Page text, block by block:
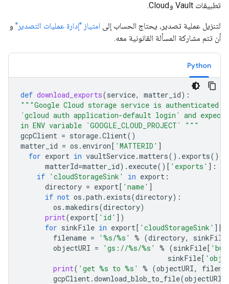
تطبيقات Vault وCloud.
لتنزيل عملية تصدير، يحتاج الحساب إلى امتياز "إدارة عمليات التصدير" و
أن تتم مشاركة المسألة القانونية معه.
Python
def download_exports(service, matter_id):
"""Google Cloud storage service is authenticated
`gcloud auth application-default login` and
in ENV variable `GOOGLE_CLOUD_PROJECT` """
gcpClient = storage.Client()
matter_id = os . environ[ 'MATTERID' ]
for export in vaultService.matters() . exports()
matterId=matter_id) . execute()[ 'exports' ]:
if 'cloudStorageSink' in export :
directory = export[ 'name' ]
if not os .path . exists(directory):
os .makedirs(directory)
print(export[ 'id' ])
for sinkFile in export[ 'cloudStorageSink' ][
filename = ' %s/%s ' % (directory, sinkFile
objectURI = 'gs://%s/%s ' % (sinkFile[
sinkFile[
print( 'get %s to %s ' % (objectURI,
gcpClient.download_blob_to_file(objectURI